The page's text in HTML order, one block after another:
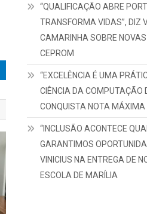
COSTA DO MARFIM
“QUALIFICAÇÃO ABRE
TRANSFORMA VIDAS”, DIZ
CAMARINHA SOBRE
CEPROM
“EXCELÊNCIA É UMA
CIÊNCIA DA COMPUTAÇÃO
CONQUISTA NOTA MÁXIMA
“INCLUSÃO ACONTECE
GARANTIMOS